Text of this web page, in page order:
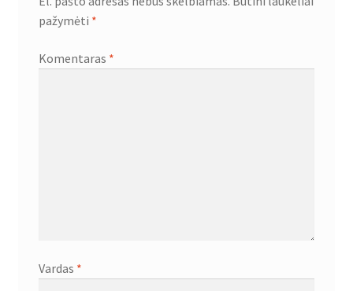
pažymėti *
Komentaras *
Vardas *